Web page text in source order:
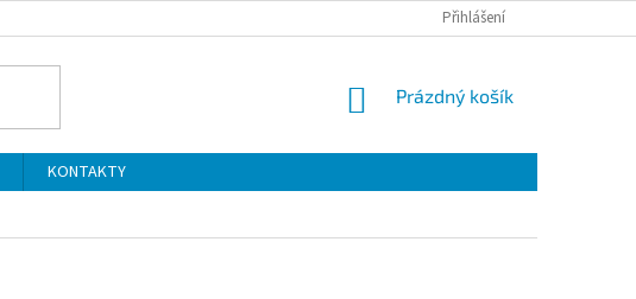
Přihlášení
NÁKUPNÍ
Prázdný košík
KONTAKTY